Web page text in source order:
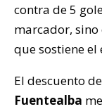
contra de 5
marcador,
que sostiene el
El descuento
Fuentealba